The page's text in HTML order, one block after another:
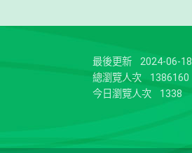
最後更新
2024-06-18
總瀏覽人次
1386160
今日瀏覽人次
1338